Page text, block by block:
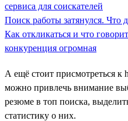
сервиса для соискателей
Поиск работы затянулся. Что
Как откликаться и что
конкуренция огромная
А ещё стоит присмотреться к
можно привлечь внимание
резюме в топ поиска,
статистику о них.